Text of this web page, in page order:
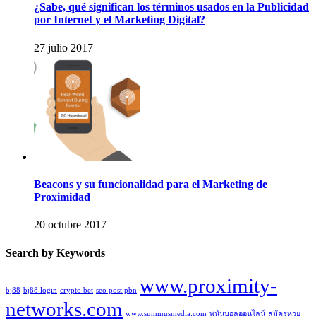
¿Sabe, qué significan los términos usados en la Publicidad
por Internet y el Marketing Digital?
27 julio 2017
Beacons y su funcionalidad para el Marketing de
Proximidad
20 octubre 2017
Search by Keywords
bj88 bj88 login crypto bet seo post pbn www.proximity-
networks.com www.summusmedia.com พนันบอลออนไลน์ สมัครหวย